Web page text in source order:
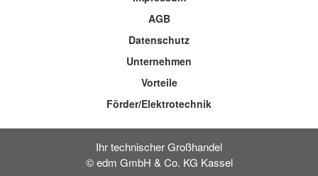
AGB
Datenschutz
Unternehmen
Vorteile
Förder/Elektrotechnik
Ihr technischer Großhandel
© edm GmbH & Co. KG Kassel